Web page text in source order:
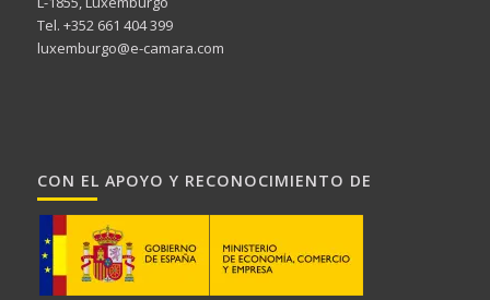
Tel. +352 661 404 399
luxemburgo@e-camara.com
CON EL APOYO Y RECONOCIMIENTO DE